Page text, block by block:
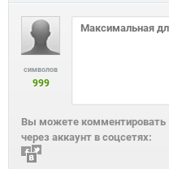
символов
999
Вы можете комментировать
через аккаунт в соцсетях: